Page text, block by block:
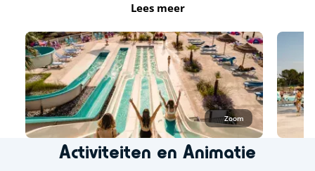
Lees meer
Zoom
Activiteiten en Animatie